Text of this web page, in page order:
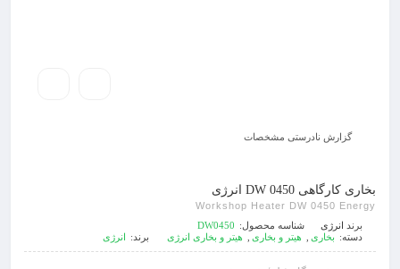
گزارش نادرستی مشخصات
بخاری کارگاهی DW 0450 انرژی
Workshop Heater DW 0450 Energy
برند انرژی شناسه محصول: DW0450
دسته: بخاری هیتر و بخاری هیتر و بخاری انرژی برند: انرژی